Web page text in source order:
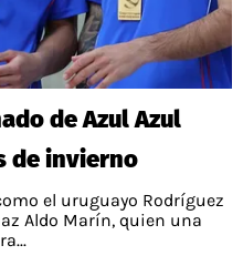
de Azul Azul
de invierno
el uruguayo Rodríguez
Aldo Marín, quien una